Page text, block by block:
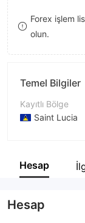
8
9
Forex işlem
olun.
Temel Bilgiler
Kayıtlı Bölge
Saint Lucia
Şirket Adı
Hesap
Hesap